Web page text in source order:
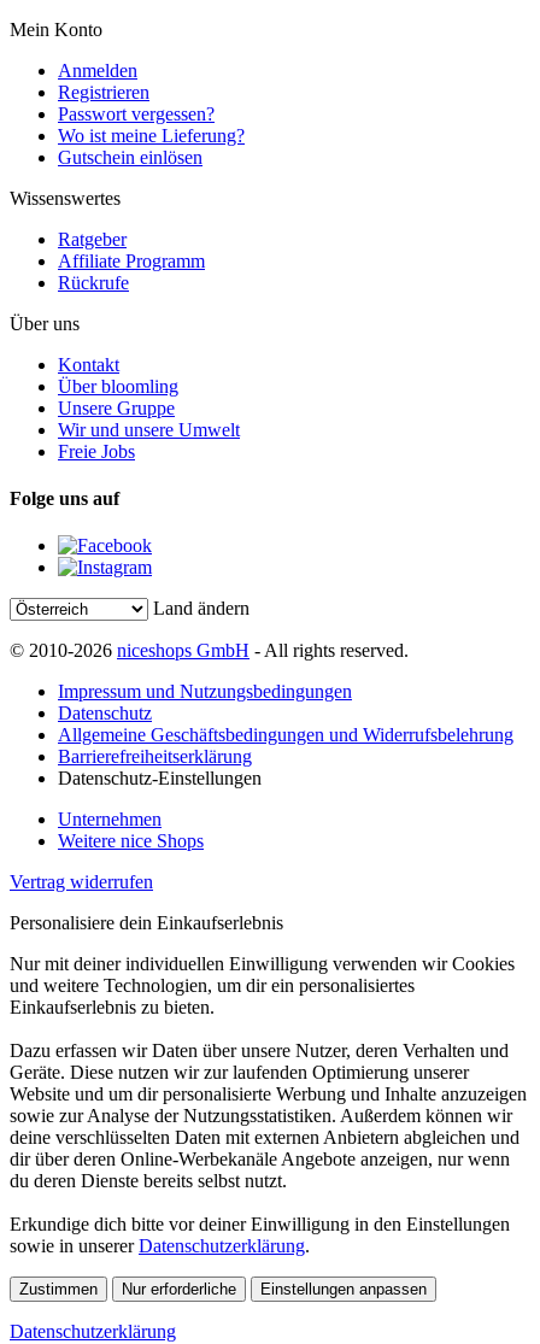
Mein Konto
Anmelden
Registrieren
Passwort vergessen?
Wo ist meine Lieferung?
Gutschein einlösen
Wissenswertes
Ratgeber
Affiliate Programm
Rückrufe
Über uns
Kontakt
Über bloomling
Unsere Gruppe
Wir und unsere Umwelt
Freie Jobs
Folge uns auf
Land ändern
© 2010-2026 niceshops GmbH - All rights reserved.
Impressum und Nutzungsbedingungen
Datenschutz
Allgemeine Geschäftsbedingungen und Widerrufsbelehrung
Barrierefreiheitserklärung
Datenschutz-Einstellungen
Unternehmen
Weitere nice Shops
Vertrag widerrufen
Personalisiere dein Einkaufserlebnis
Nur mit deiner individuellen Einwilligung verwenden wir Cookies
und weitere Technologien, um dir ein personalisiertes
Einkaufserlebnis zu bieten.
Dazu erfassen wir Daten über unsere Nutzer, deren Verhalten und
Geräte. Diese nutzen wir zur laufenden Optimierung unserer
Website und um dir personalisierte Werbung und Inhalte anzuzeigen
sowie zur Analyse der Nutzungsstatistiken. Außerdem können wir
deine verschlüsselten Daten mit externen Anbietern abgleichen und
dir über deren Online-Werbekanäle Angebote anzeigen, nur wenn
du deren Dienste bereits selbst nutzt.
Erkundige dich bitte vor deiner Einwilligung in den Einstellungen
sowie in unsererDatenschutzerklärung.
Zustimmen Nur erforderliche Einstellungen anpassen
Datenschutzerklärung